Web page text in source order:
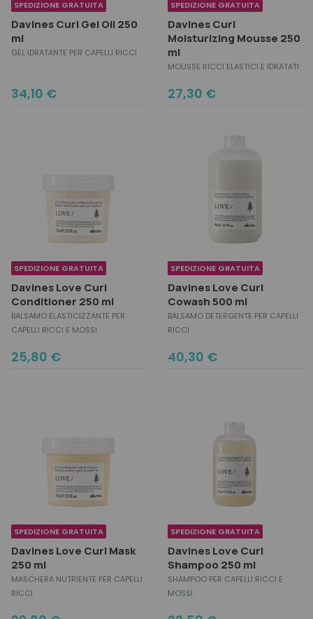
SPEDIZIONE GRATUITA
Davines Curl Gel Oil 250
ml
GEL IDRATANTE PER CAPELLI RICCI
34,10 €
SPEDIZIONE GRATUITA
Davines Curl
Moisturizing Mousse 250
ml
MOUSSE RICCI ELASTICI E IDRATATI
27,30 €
SPEDIZIONE GRATUITA
Davines Love Curl
Conditioner 250 ml
BALSAMO ELASTICIZZANTE PER
CAPELLI RICCI E MOSSI
25,80 €
SPEDIZIONE GRATUITA
Davines Love Curl
Cowash 500 ml
BALSAMO DETERGENTE PER CAPELLI
RICCI
40,30 €
SPEDIZIONE GRATUITA
Davines Love Curl Mask
250 ml
MASCHERA NUTRIENTE PER CAPELLI
RICCI
SPEDIZIONE GRATUITA
Davines Love Curl
Shampoo 250 ml
SHAMPOO PER CAPELLI RICCI E
MOSSI